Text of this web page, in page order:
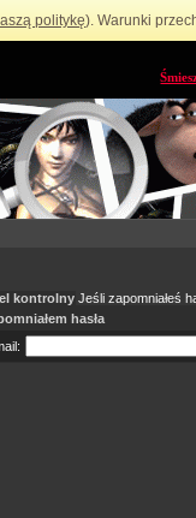
politykę). Warunki
kontrolny Jeśli zapomniałeś
hasła